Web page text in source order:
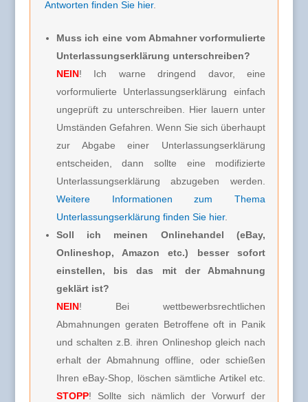
Antworten finden Sie hier.
Muss ich eine vom Abmahner vorformulierte
Unterlassungserklärung unterschreiben?
NEIN! Ich warne dringend davor, eine
vorformulierte Unterlassungserklärung einfach
ungeprüft zu unterschreiben. Hier lauern unter
Umständen Gefahren. Wenn Sie sich überhaupt
zur Abgabe einer Unterlassungserklärung
entscheiden, dann sollte eine modifizierte
Unterlassungserklärung abzugeben werden.
Weitere Informationen zum Thema
Unterlassungserklärung finden Sie hier.
Soll ich meinen Onlinehandel (eBay,
Onlineshop, Amazon etc.) besser sofort
einstellen, bis das mit der Abmahnung
geklärt ist?
NEIN! Bei wettbewerbsrechtlichen
Abmahnungen geraten Betroffene oft in Panik
und schalten z.B. ihren Onlineshop gleich nach
erhalt der Abmahnung offline, oder schießen
Ihren eBay-Shop, löschen sämtliche Artikel etc.
STOPP! Sollte sich nämlich der Vorwurf der